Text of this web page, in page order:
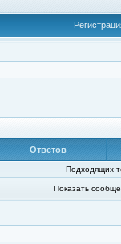
Ответов
Подходящих
Показать